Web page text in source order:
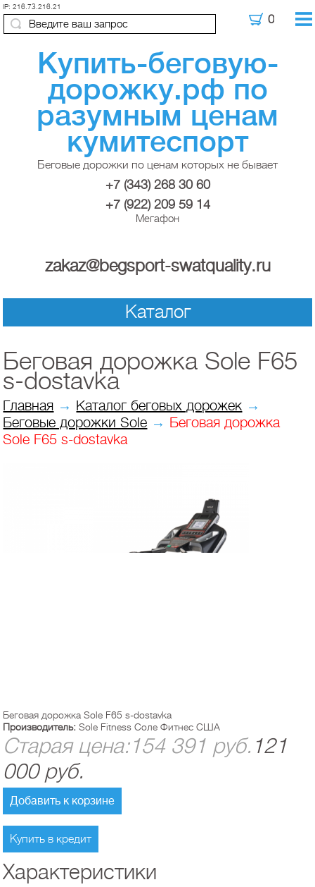
Купить-беговую-
дорожку.рф по
разумным ценам
кумитеспорт
Беговые дорожки по ценам которых не бывает
+7 (343) 268 30 60
+7 (922) 209 59 14
Мегафон
zakaz@begsport-swatquality.ru
Каталог
Беговая дорожка Sole F65
s-dostavka
Главная → Каталог беговых дорожек →
Беговые дорожки Sole → Беговая дорожка
Sole F65 s-dostavka
Беговая дорожка Sole F65 s-dostavka
Производитель: Sole Fitness Соле Фитнес США
Старая цена:154 391 руб. 121
000 руб.
Добавить к корзине
Купить в кредит
Характеристики
IP: 216.73.216.21